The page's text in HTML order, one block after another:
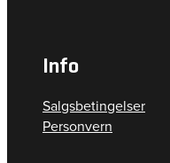
Info
Salgsbetingelser
Personvern